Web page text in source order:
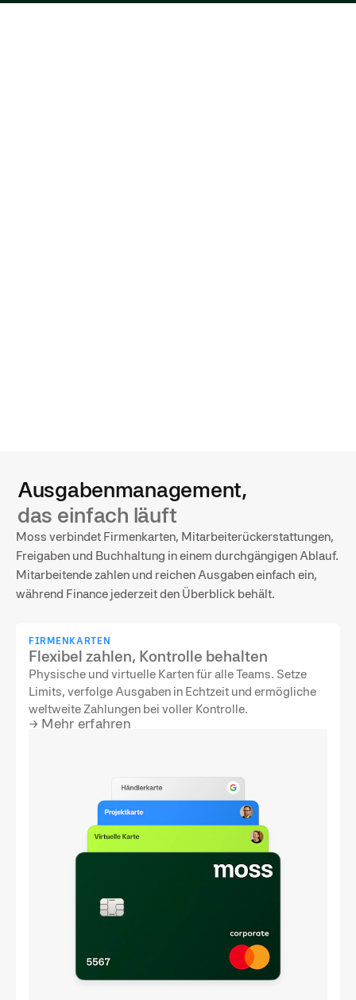
Ausgabenmanagement,
das einfach läuft
Moss verbindet Firmenkarten, Mitarbeiterückerstattungen,
Freigaben und Buchhaltung in einem durchgängigen Ablauf.
Mitarbeitende zahlen und reichen Ausgaben einfach ein,
während Finance jederzeit den Überblick behält.
FIRMENKARTEN
Flexibel zahlen, Kontrolle behalten
Physische und virtuelle Karten für alle Teams. Setze
Limits, verfolge Ausgaben in Echtzeit und ermögliche
weltweite Zahlungen bei voller Kontrolle.
→ Mehr erfahren